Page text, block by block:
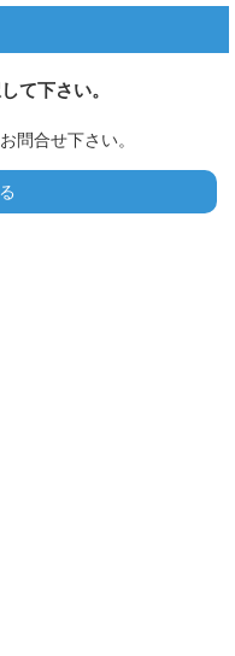
て下さい。
問合せ下さい。